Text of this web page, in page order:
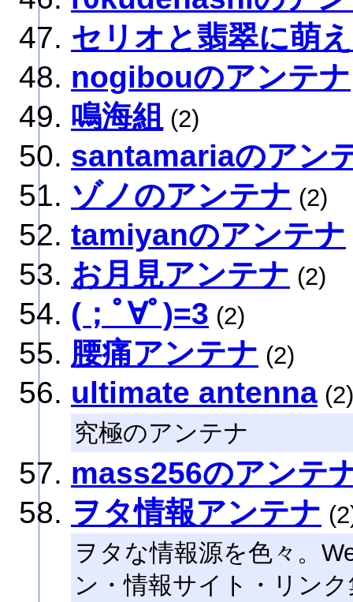
セリオと翡翠に萌
nogibouのアンテナ
鳴海組 (2)
santamariaのアン
ゾノのアンテナ (2)
tamiyanのアンテナ
お月見アンテナ (2)
(；ﾟ∀ﾟ)=3 (2)
腰痛アンテナ (2)
ultimate antenna (2)
究極のアンテナ
mass256のアンテ
ヲタ情報アンテナ
ヲタな情報源を色々。
ン・情報サイト・リン